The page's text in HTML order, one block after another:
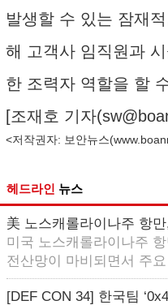
발생할 수 있는 잠재
해 고객사 임직원과
한 조력자 역할을 할
[조재호 기자(
<저작권자: 보안뉴스(
헤드라인 뉴스
美 노스캐롤라이나주 항
미국 노스캐롤라이나주
전산망이 마비되면서 주
[DEF CON 34] 한국팀